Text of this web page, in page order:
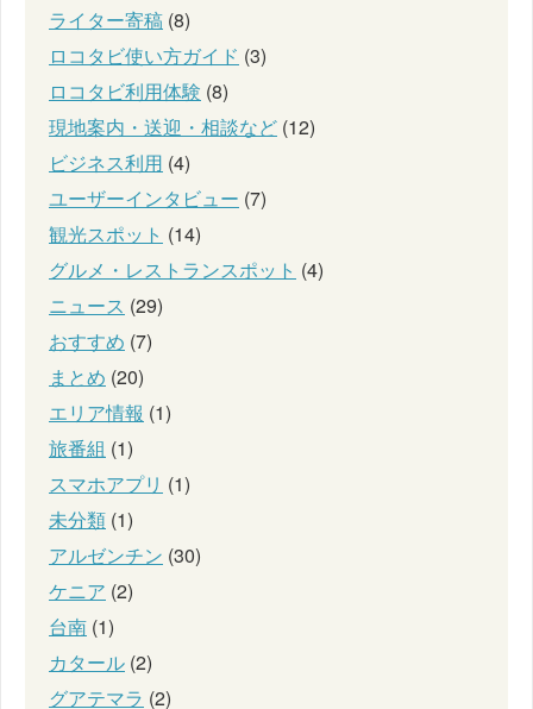
ライター寄稿 (8)
ロコタビ使い方ガイド (3)
ロコタビ利用体験 (8)
現地案内・送迎・相談など (12)
ビジネス利用 (4)
ユーザーインタビュー (7)
観光スポット (14)
グルメ・レストランスポット (4)
ニュース (29)
おすすめ (7)
まとめ (20)
エリア情報 (1)
旅番組 (1)
スマホアプリ (1)
未分類 (1)
アルゼンチン (30)
ケニア (2)
台南 (1)
カタール (2)
グアテマラ (2)